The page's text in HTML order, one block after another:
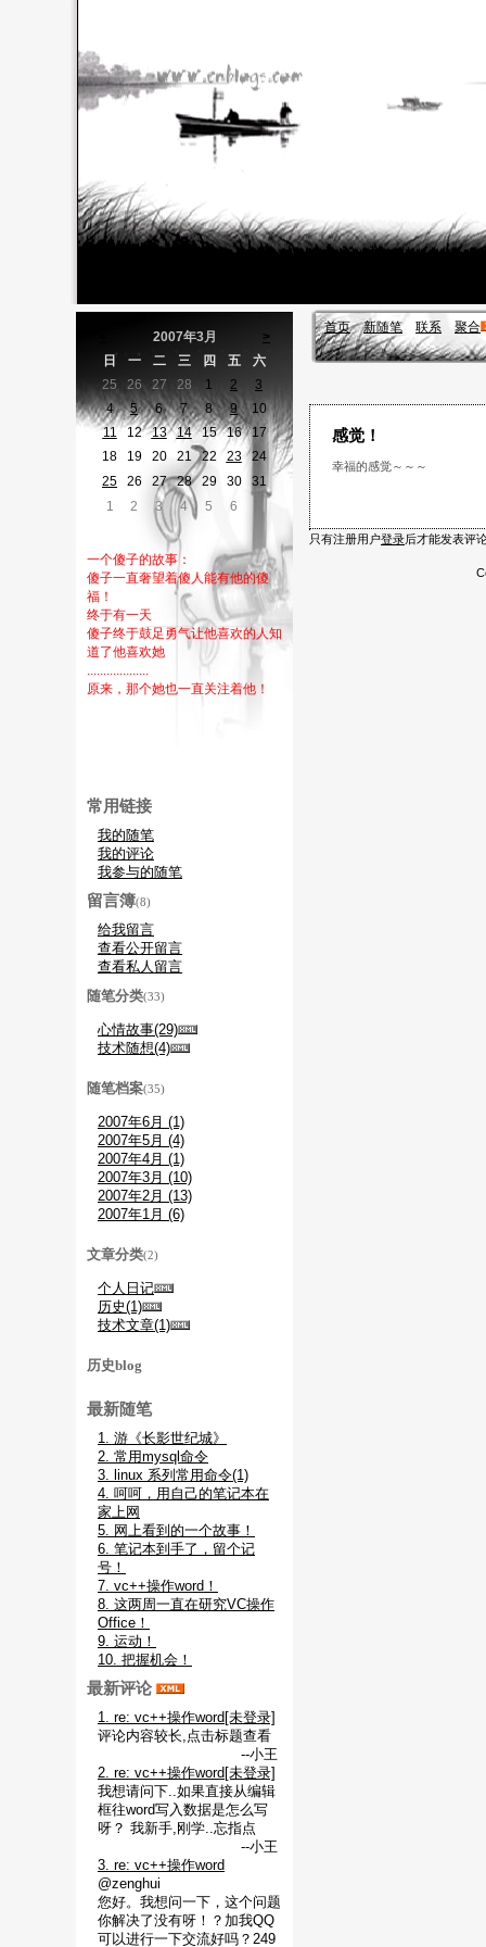
首页 新随笔 联系 聚合
感觉！
幸福的感觉～～～
只有注册用户登录后才能发表评
2007年3月
>
日
一 二 三 四 五
六
25
26 27 28 1 2
3
4
5 6 7 8 9
10
11
12 13 14 15 16
17
18
19 20 21 22 23
24
25
26 27 28 29 30
31
1
2 3 4 5 6
一个傻子的故事：
傻子一直奢望着傻人能有他的傻
福！
终于有一天
傻子终于鼓足勇气让他喜欢的人知
道了他喜欢她
...................
原来，那个她也一直关注着他！
常用链接
我的随笔
我的评论
我参与的随笔
留言簿(8)
给我留言
查看公开留言
查看私人留言
随笔分类(33)
心情故事(29)
技术随想(4)
随笔档案(35)
2007年6月 (1)
2007年5月 (4)
2007年4月 (1)
2007年3月 (10)
2007年2月 (13)
2007年1月 (6)
文章分类(2)
个人日记
历史(1)
技术文章(1)
历史blog
最新随笔
1. 游《长影世纪城》
2. 常用mysql命令
3. linux 系列常用命令(1)
4. 呵呵，用自己的笔记本在
家上网
5. 网上看到的一个故事！
6. 笔记本到手了，留个记
号！
7. vc++操作word！
8. 这两周一直在研究VC操作
Office！
9. 运动！
10. 把握机会！
最新评论
1. re: vc++操作word[未登录]
评论内容较长,点击标题查看
--小王
2. re: vc++操作word[未登录]
我想请问下..如果直接从编辑
框往word写入数据是怎么写
呀？ 我新手,刚学..忘指点
--小王
3. re: vc++操作word
@zenghui
您好。我想问一下，这个问题
你解决了没有呀！？加我QQ
可以进行一下交流好吗？249